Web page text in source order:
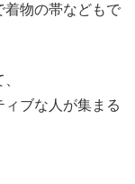
着物の帯などもで
ブな人が集まる